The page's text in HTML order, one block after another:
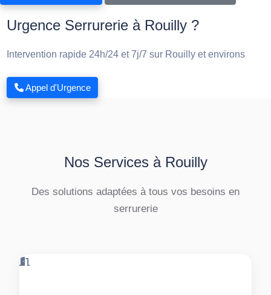
Urgence Serrurerie à Rouilly ?
Intervention rapide 24h/24 et 7j/7 sur Rouilly et environs
Appel d'Urgence
Nos Services à Rouilly
Des solutions adaptées à tous vos besoins en
serrurerie